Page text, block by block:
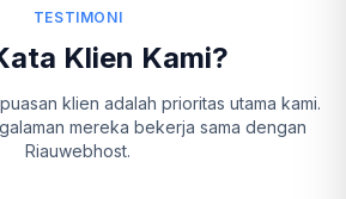
TESTIMONI
Klien Kami?
klien adalah prioritas utama kami.
mereka bekerja sama dengan
Riauwebhost.